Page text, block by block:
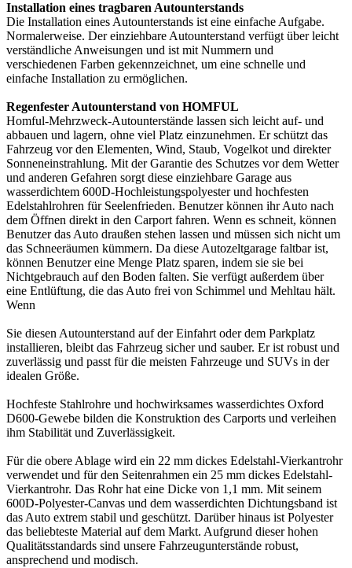
Installation eines tragbaren Autounterstands
Die Installation eines Autounterstands ist eine einfache Aufgabe.
Normalerweise. Der einziehbare Autounterstand verfügt über leicht
verständliche Anweisungen und ist mit Nummern und
verschiedenen Farben gekennzeichnet, um eine schnelle und
einfache Installation zu ermöglichen.
Regenfester Autounterstand von HOMFUL
Homful-Mehrzweck-Autounterstände lassen sich leicht auf- und
abbauen und lagern, ohne viel Platz einzunehmen. Er schützt das
Fahrzeug vor den Elementen, Wind, Staub, Vogelkot und direkter
Sonneneinstrahlung. Mit der Garantie des Schutzes vor dem Wetter
und anderen Gefahren sorgt diese einziehbare Garage aus
wasserdichtem 600D-Hochleistungspolyester und hochfesten
Edelstahlrohren für Seelenfrieden. Benutzer können ihr Auto nach
dem Öffnen direkt in den Carport fahren. Wenn es schneit, können
Benutzer das Auto draußen stehen lassen und müssen sich nicht um
das Schneeräumen kümmern. Da diese Autozeltgarage faltbar ist,
können Benutzer eine Menge Platz sparen, indem sie sie bei
Nichtgebrauch auf den Boden falten. Sie verfügt außerdem über
eine Entlüftung, die das Auto frei von Schimmel und Mehltau hält.
Wenn
Sie diesen Autounterstand auf der Einfahrt oder dem Parkplatz
installieren, bleibt das Fahrzeug sicher und sauber. Er ist robust und
zuverlässig und passt für die meisten Fahrzeuge und SUVs in der
idealen Größe.
Hochfeste Stahlrohre und hochwirksames wasserdichtes Oxford
D600-Gewebe bilden die Konstruktion des Carports und verleihen
ihm Stabilität und Zuverlässigkeit.
Für die obere Ablage wird ein 22 mm dickes Edelstahl-Vierkantrohr
verwendet und für den Seitenrahmen ein 25 mm dickes Edelstahl-
Vierkantrohr. Das Rohr hat eine Dicke von 1,1 mm. Mit seinem
600D-Polyester-Canvas und dem wasserdichten Dichtungsband ist
das Auto extrem stabil und geschützt. Darüber hinaus ist Polyester
das beliebteste Material auf dem Markt. Aufgrund dieser hohen
Qualitätsstandards sind unsere Fahrzeugunterstände robust,
ansprechend und modisch.